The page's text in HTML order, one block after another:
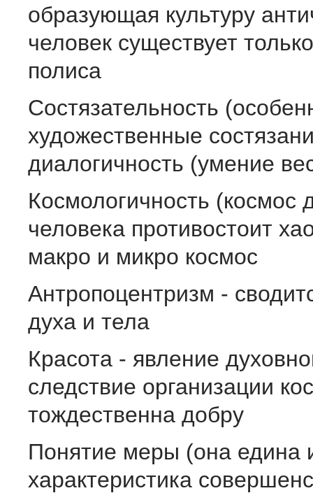
образующая культуру
человек существует
полиса
Состязательность
художественные
диалогичность (умение
Космологичность (космос
человека противостоит
макро и микро космос
Антропоцентризм -
духа и тела
Красота - явление
следствие организации
тождественна добру
Понятие меры (она едина
характеристика